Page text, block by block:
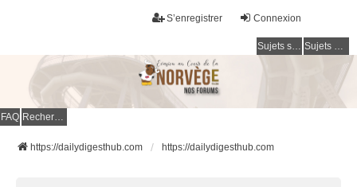
Connexion
S’enregistrer
Sujets sans réponse Sujets actifs
FAQ Rechercher
https://dailydigesthub.com https://dailydigesthub.com